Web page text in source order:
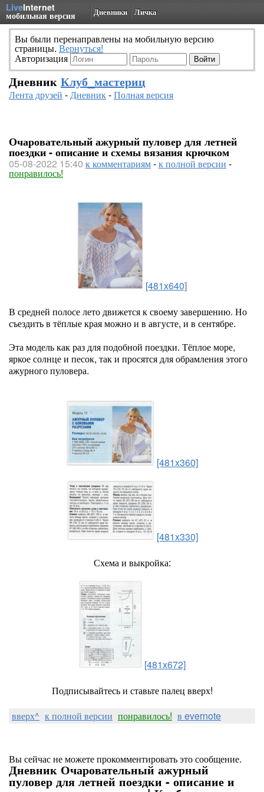
LiveInternet
мобильная версия Дневники Личка
Вы были перенаправлены на мобильную версию
страницы. Вернуться!
Авторизация
Дневник Клуб_мастериц
Лента друзей -Дневник-Полная версия
Очаровательный ажурный пуловер для летней
поездки - описание и схемы вязания крючком
05-08-2022 15:40 к комментариям-к полной версии -
понравилось!
[481x640]
В средней полосе лето движется к своему завершению. Но
съездить в тёплые края можно и в августе, и в сентябре.
Эта модель как раз для подобной поездки. Тёплое море,
яркое солнце и песок, так и просятся для обрамления этого
ажурного пуловера.
[481x360]
[481x330]
Схема и выкройка:
[481x672]
Подписывайтесь и ставьте палец вверх!
вверх^ к полной версии понравилось! в evernote
Вы сейчас не можете прокомментировать это сообщение.
Дневник Очаровательный ажурный
пуловер для летней поездки - описание и